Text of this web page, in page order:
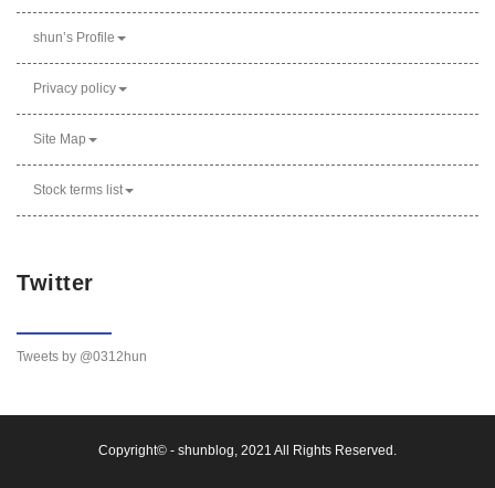
shun’s Profile
Privacy policy
Site Map
Stock terms list
Twitter
Tweets by @0312hun
Copyright©︎ - shunblog, 2021 All Rights Reserved.